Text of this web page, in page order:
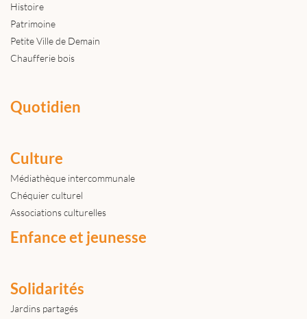
Histoire
Patrimoine
Petite Ville de Demain
Chaufferie bois
Quotidien
Culture
Médiathèque intercommunale
Chéquier culturel
Associations culturelles
Enfance et jeunesse
Solidarités
Jardins partagés